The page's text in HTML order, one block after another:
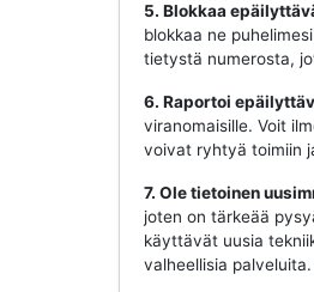
5. Blokkaa
blokkaa ne
tietystä numerosta,
6. Raportoi
viranomaisille. Voit
voivat ryhtyä toimiin
7. Ole tietoinen
joten on tärkeää
käyttävät uusia
valheellisia